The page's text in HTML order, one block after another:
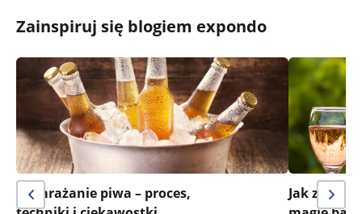
Zainspiruj się blogiem expondo
Wymrażanie piwa – proces,
Jak zrobić